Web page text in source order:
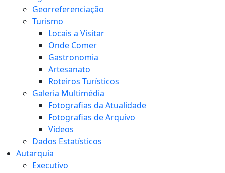
Georreferenciação
Turismo
Locais a Visitar
Onde Comer
Gastronomia
Artesanato
Roteiros Turísticos
Galeria Multimédia
Fotografias da Atualidade
Fotografias de Arquivo
Vídeos
Dados Estatísticos
Autarquia
Executivo